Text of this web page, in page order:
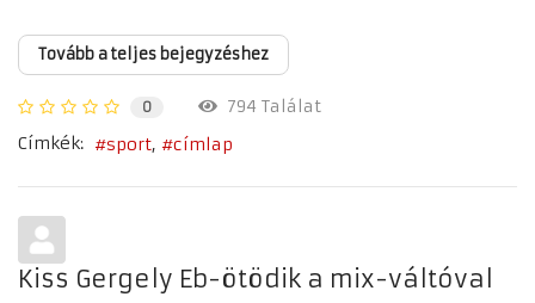
Tovább a teljes bejegyzéshez
0
794 Találat
Címkék:
sport címlap
Kiss Gergely Eb-ötödik a mix-váltóval